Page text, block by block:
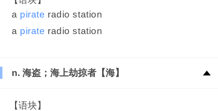
a pirate radio station
a pirate radio station
n. 海盗；海上劫掠者【海】
【语块】